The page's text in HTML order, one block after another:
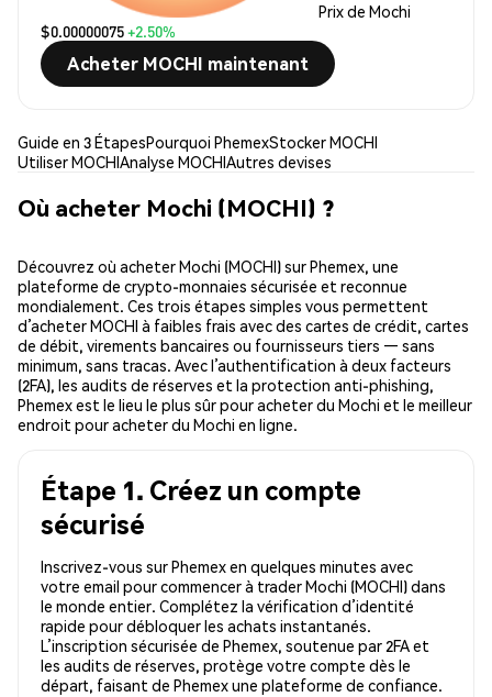
Prix de Mochi
$0.00000075+2.50%
Acheter MOCHI maintenant
Guide en 3 ÉtapesPourquoi PhemexStocker MOCHI
Utiliser MOCHIAnalyse MOCHIAutres devises
Où acheter Mochi (MOCHI) ?
Découvrez où acheter Mochi (MOCHI) sur Phemex, une
plateforme de crypto-monnaies sécurisée et reconnue
mondialement. Ces trois étapes simples vous permettent
d’acheter MOCHI à faibles frais avec des cartes de crédit, cartes
de débit, virements bancaires ou fournisseurs tiers — sans
minimum, sans tracas. Avec l’authentification à deux facteurs
(2FA), les audits de réserves et la protection anti-phishing,
Phemex est le lieu le plus sûr pour acheter du Mochi et le meilleur
endroit pour acheter du Mochi en ligne.
Étape 1. Créez un compte
sécurisé
Inscrivez-vous sur Phemex en quelques minutes avec
votre email pour commencer à trader Mochi (MOCHI) dans
le monde entier. Complétez la vérification d’identité
rapide pour débloquer les achats instantanés.
L’inscription sécurisée de Phemex, soutenue par 2FA et
les audits de réserves, protège votre compte dès le
départ, faisant de Phemex une plateforme de confiance.